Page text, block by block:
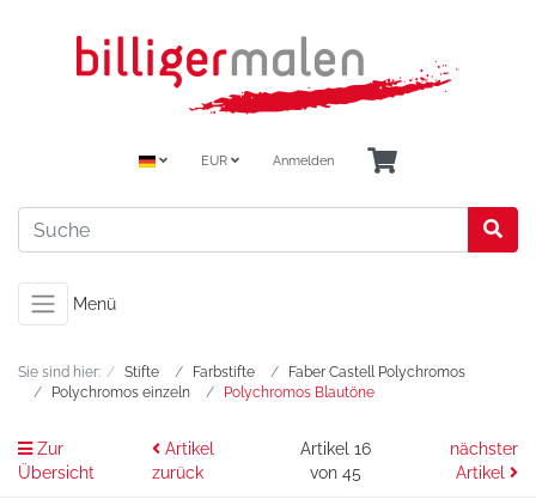
EUR Anmelden
Menü
Sie sind hier: Stifte Farbstifte
Faber Castell Polychromos
Polychromos einzeln
Polychromos Blautöne
Zur
Übersicht
Artikel
zurück
Artikel 16
von 45
nächster
Artikel